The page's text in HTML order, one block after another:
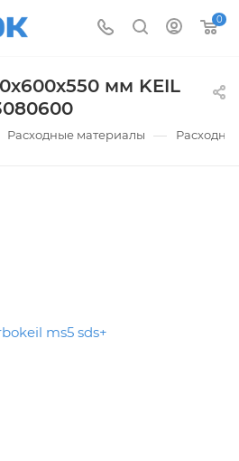
0
мм KEIL
Расходные материалы —